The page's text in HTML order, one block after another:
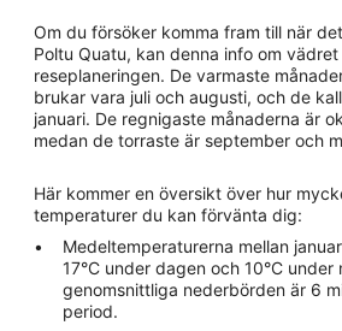
Om du försöker komma fram till när
Poltu Quatu, kan denna info om
reseplaneringen. De varmaste
brukar vara juli och augusti, och de
januari. De regnigaste månaderna är
medan de torraste är september och
Här kommer en översikt över hur
temperaturer du kan förvänta dig:
Medeltemperaturerna mellan
17°C under dagen och 10°C under
genomsnittliga nederbörden är 6
period.